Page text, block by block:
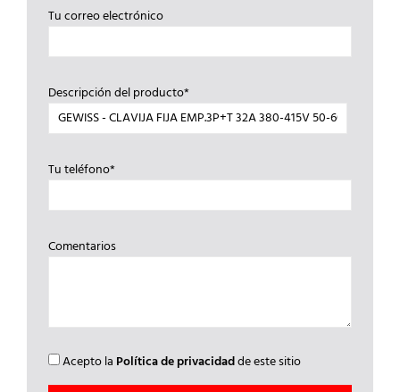
Tu correo electrónico
Descripción del producto*
Tu teléfono*
Comentarios
Acepto la Política de privacidadde este sitio